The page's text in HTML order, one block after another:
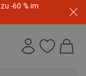
-60 % im